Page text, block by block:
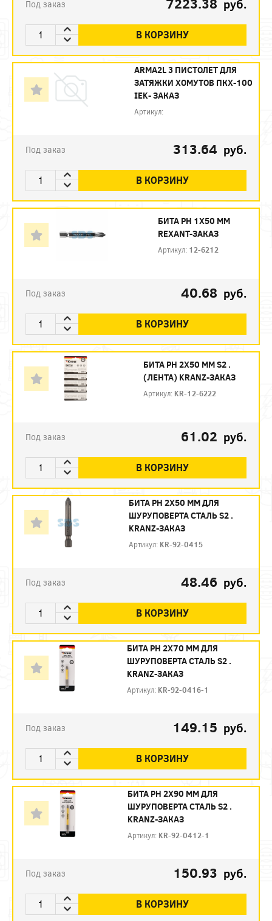
Под заказ руб.
В КОРЗИНУ
ARMA2L 3 ПИСТОЛЕТ ДЛЯ
ЗАТЯЖКИ ХОМУТОВ ПКХ-100
IEK- ЗАКАЗ
Артикул:
Под заказ 313.64 руб.
В КОРЗИНУ
БИТА PH 1X50 ММ
REXANT-ЗАКАЗ
Артикул: 12-6212
Под заказ 40.68 руб.
В КОРЗИНУ
БИТА PH 2X50 ММ S2 .
(ЛЕНТА) KRANZ-ЗАКАЗ
Артикул: KR-12-6222
Под заказ 61.02 руб.
В КОРЗИНУ
БИТА PH 2X50 ММ ДЛЯ
ШУРУПОВЕРТА СТАЛЬ S2 .
KRANZ-ЗАКАЗ
Артикул: KR-92-0415
Под заказ 48.46 руб.
В КОРЗИНУ
БИТА PH 2X70 ММ ДЛЯ
ШУРУПОВЕРТА СТАЛЬ S2 .
KRANZ-ЗАКАЗ
Артикул: KR-92-0416-1
Под заказ 149.15 руб.
В КОРЗИНУ
БИТА PH 2X90 ММ ДЛЯ
ШУРУПОВЕРТА СТАЛЬ S2 .
KRANZ-ЗАКАЗ
Артикул: KR-92-0412-1
Под заказ 150.93 руб.
В КОРЗИНУ